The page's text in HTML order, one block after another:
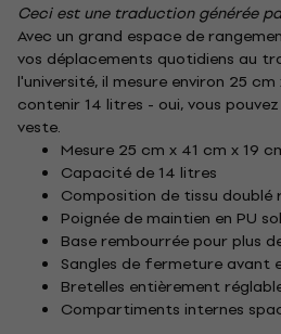
Ceci est une traduction générée
Avec un grand espace de
vos déplacements quotidiens au
l'université, il mesure environ 25
contenir 14 litres - oui, vous
veste.
Mesure 25 cm x 41 cm x 19
Capacité de 14 litres
Composition de tissu
Poignée de maintien en PU
Base rembourrée pour plus
Sangles de fermeture avant
Bretelles entièrement
Compartiments internes